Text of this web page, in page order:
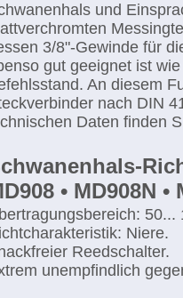
und
3/8"-Gewinde für
gut geeignet ist
An diesem
nach DIN
Daten finden
• MD908N •
50...
Niere.
Reedschalter.
unempfindlich